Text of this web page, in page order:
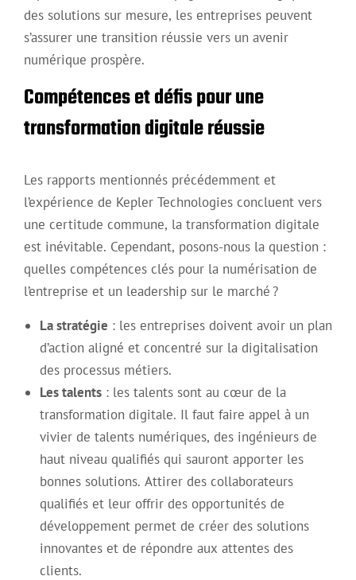
des solutions sur mesure, les entreprises peuvent
s’assurer une transition réussie vers un avenir
numérique prospère.
Compétences et défis pour une
transformation digitale réussie
Les rapports mentionnés précédemment et
l’expérience de Kepler Technologies concluent vers
une certitude commune, la transformation digitale
est inévitable. Cependant, posons-nous la question :
quelles compétences clés pour la numérisation de
l’entreprise et un leadership sur le marché ?
La stratégie : les entreprises doivent avoir un plan
d’action aligné et concentré sur la digitalisation
des processus métiers.
Les talents : les talents sont au cœur de la
transformation digitale. Il faut faire appel à un
vivier de talents numériques, des ingénieurs de
haut niveau qualifiés qui sauront apporter les
bonnes solutions. Attirer des collaborateurs
qualifiés et leur offrir des opportunités de
développement permet de créer des solutions
innovantes et de répondre aux attentes des
clients.